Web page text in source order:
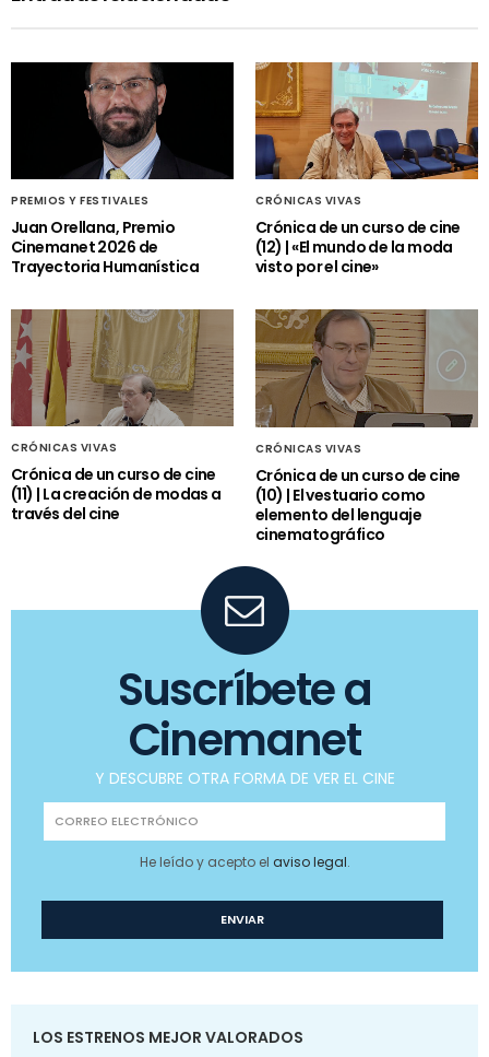
PREMIOS Y FESTIVALES
Juan Orellana, Premio
Cinemanet 2026 de
Trayectoria Humanística
CRÓNICAS VIVAS
Crónica de un curso de cine
(12) | «El mundo de la moda
visto por el cine»
CRÓNICAS VIVAS
Crónica de un curso de cine
(11) | La creación de modas a
través del cine
CRÓNICAS VIVAS
Crónica de un curso de cine
(10) | El vestuario como
elemento del lenguaje
cinematográfico
Suscríbete a
Cinemanet
Y DESCUBRE OTRA FORMA DE VER EL CINE
He leído y acepto el aviso legal.
LOS ESTRENOS MEJOR VALORADOS